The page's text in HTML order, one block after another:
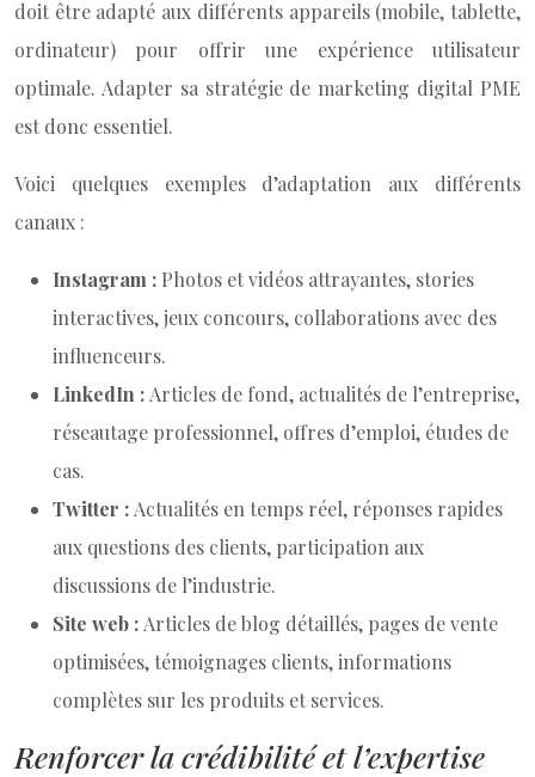
doit être adapté aux différents appareils (mobile, tablette,
ordinateur) pour offrir une expérience utilisateur
optimale. Adapter sa stratégie de marketing digital PME
est donc essentiel.
Voici quelques exemples d’adaptation aux différents
canaux :
Instagram : Photos et vidéos attrayantes, stories
interactives, jeux concours, collaborations avec des
influenceurs.
LinkedIn : Articles de fond, actualités de l’entreprise,
réseautage professionnel, offres d’emploi, études de
cas.
Twitter : Actualités en temps réel, réponses rapides
aux questions des clients, participation aux
discussions de l’industrie.
Site web : Articles de blog détaillés, pages de vente
optimisées, témoignages clients, informations
complètes sur les produits et services.
Renforcer la crédibilité et l’expertise